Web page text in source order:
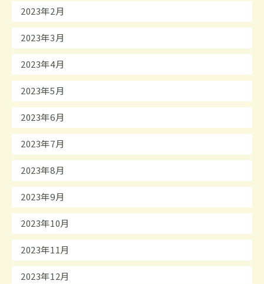
2023年2月
2023年3月
2023年4月
2023年5月
2023年6月
2023年7月
2023年8月
2023年9月
2023年10月
2023年11月
2023年12月